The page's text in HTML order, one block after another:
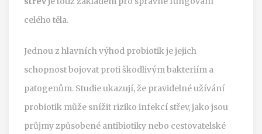
celého těla.
Jednou z hlavních výhod probiotik je jejich
schopnost bojovat proti škodlivým bakteriím a
patogenům. Studie ukazují, že pravidelné užívání
probiotik může snížit riziko infekcí střev, jako jsou
průjmy způsobené antibiotiky nebo cestovatelské